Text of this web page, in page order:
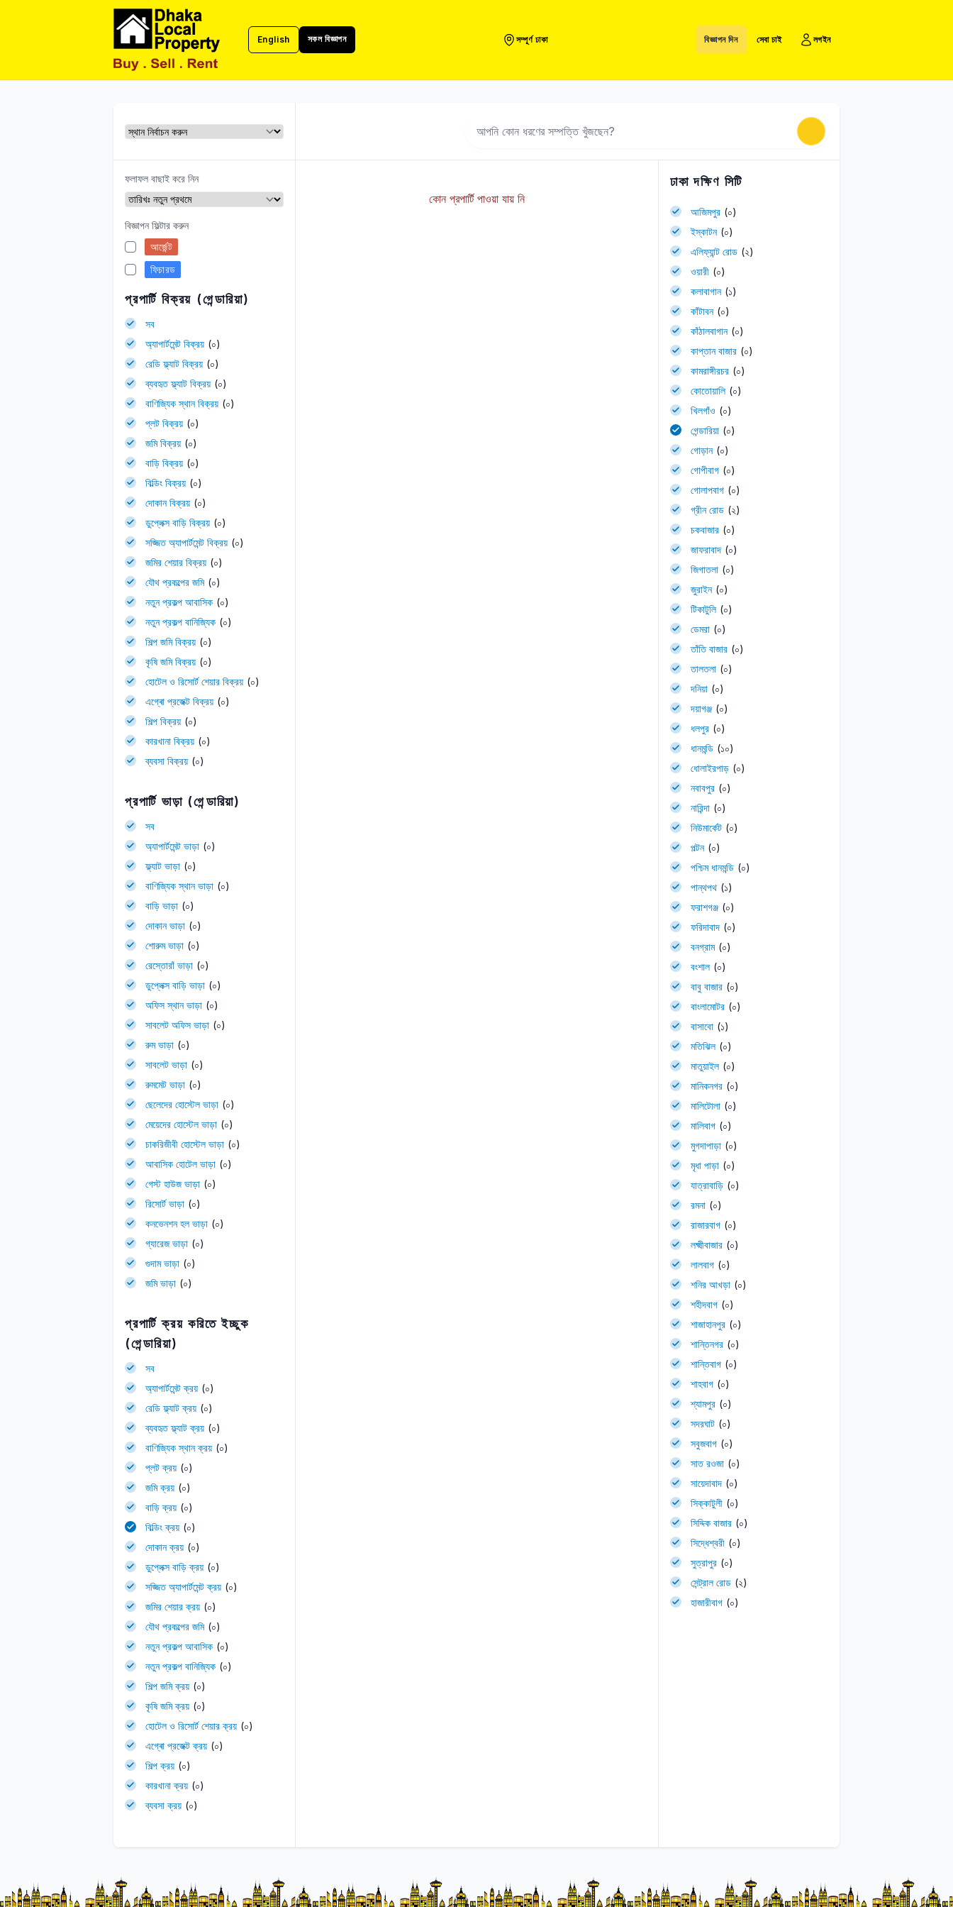
ঢাকা লোকাল প্রপার্টি
English সকল বিজ্ঞাপন সম্পূর্ণ ঢাকা বিজ্ঞাপন দিন সেবা চাই লগইন
ফলাফল বাছাই করে নিন
বিজ্ঞাপন ফিল্টার করুন
আর্জেন্ট
ফিচারড
প্রপার্টি বিক্রয় (গেন্ডারিয়া)
সব
অ্যাপার্টমেন্ট বিক্রয় (০)
রেডি ফ্ল্যাট বিক্রয় (০)
ব্যবহৃত ফ্ল্যাট বিক্রয় (০)
বাণিজ্যিক স্থান বিক্রয় (০)
প্লট বিক্রয় (০)
জমি বিক্রয় (০)
বাড়ি বিক্রয় (০)
বিল্ডিং বিক্রয় (০)
দোকান বিক্রয় (০)
ডুপ্লেক্স বাড়ি বিক্রয় (০)
সজ্জিত অ্যাপার্টমেন্ট বিক্রয় (০)
জমির শেয়ার বিক্রয় (০)
যৌথ প্রকল্পের জমি (০)
নতুন প্রকল্প আবাসিক (০)
নতুন প্রকল্প বানিজ্যিক (০)
শিল্প জমি বিক্রয় (০)
কৃষি জমি বিক্রয় (০)
হোটেল ও রিসোর্ট শেয়ার বিক্রয় (০)
এগ্ৰো প্রজেক্ট বিক্রয় (০)
শিল্প বিক্রয় (০)
কারখানা বিক্রয় (০)
ব্যবসা বিক্রয় (০)
প্রপার্টি ভাড়া (গেন্ডারিয়া)
সব
অ্যাপার্টমেন্ট ভাড়া (০)
ফ্ল্যাট ভাড়া (০)
বাণিজ্যিক স্থান ভাড়া (০)
বাড়ি ভাড়া (০)
দোকান ভাড়া (০)
শোরুম ভাড়া (০)
রেস্তোরাঁ ভাড়া (০)
ডুপ্লেক্স বাড়ি ভাড়া (০)
অফিস স্থান ভাড়া (০)
সাবলেট অফিস ভাড়া (০)
রুম ভাড়া (০)
সাবলেট ভাড়া (০)
রুমমেট ভাড়া (০)
ছেলেদের হোস্টেল ভাড়া (০)
মেয়েদের হোস্টেল ভাড়া (০)
চাকরিজীবী হোস্টেল ভাড়া (০)
আবাসিক হোটেল ভাড়া (০)
গেস্ট হাউজ ভাড়া (০)
রিসোর্ট ভাড়া (০)
কনভেনশন হল ভাড়া (০)
গ্যারেজ ভাড়া (০)
গুদাম ভাড়া (০)
জমি ভাড়া (০)
প্রপার্টি ক্রয় করিতে ইচ্ছুক
(গেন্ডারিয়া)
সব
অ্যাপার্টমেন্ট ক্রয় (০)
রেডি ফ্ল্যাট ক্রয় (০)
ব্যবহৃত ফ্ল্যাট ক্রয় (০)
বাণিজ্যিক স্থান ক্রয় (০)
প্লট ক্রয় (০)
জমি ক্রয় (০)
বাড়ি ক্রয় (০)
বিল্ডিং ক্রয় (০)
দোকান ক্রয় (০)
ডুপ্লেক্স বাড়ি ক্রয় (০)
সজ্জিত অ্যাপার্টমেন্ট ক্রয় (০)
জমির শেয়ার ক্রয় (০)
যৌথ প্রকল্পের জমি (০)
নতুন প্রকল্প আবাসিক (০)
নতুন প্রকল্প বানিজ্যিক (০)
শিল্প জমি ক্রয় (০)
কৃষি জমি ক্রয় (০)
হোটেল ও রিসোর্ট শেয়ার ক্রয় (০)
এগ্ৰো প্রজেক্ট ক্রয় (০)
শিল্প ক্রয় (০)
কারখানা ক্রয় (০)
ব্যবসা ক্রয় (০)
কোন প্রপার্টি পাওয়া যায় নি
ঢাকা দক্ষিণ সিটি
আজিমপুর (০)
ইস্কাটন (০)
এলিফ্যান্ট রোড (২)
ওয়ারী (০)
কলাবাগান (১)
কাঁটাবন (০)
কাঁঠালবাগান (০)
কাপ্তান বাজার (০)
কামরাঙ্গীরচর (০)
কোতোয়ালি (০)
খিলগাঁও (০)
গেন্ডারিয়া (০)
গোড়ান (০)
গোপীবাগ (০)
গোলাপবাগ (০)
গ্রীন রোড (২)
চকবাজার (০)
জাফরাবাদ (০)
জিগাতলা (০)
জুরাইন (০)
টিকাটুলি (০)
ডেমরা (০)
তাঁতি বাজার (০)
তালতলা (০)
দনিয়া (০)
দয়াগঞ্জ (০)
ধলপুর (০)
ধানমন্ডি (১০)
ধোলাইরপাড় (০)
নবাবপুর (০)
নারিন্দা (০)
নিউমার্কেট (০)
পল্টন (০)
পশ্চিম ধানমন্ডি (০)
পান্থপথ (১)
ফরাশগঞ্জ (০)
ফরিদাবাদ (০)
বনগ্রাম (০)
বংশাল (০)
বাবু বাজার (০)
বাংলামোটর (০)
বাসাবো (১)
মতিঝিল (০)
মাতুয়াইল (০)
মানিকনগর (০)
মালিটোলা (০)
মালিবাগ (০)
মুগদাপাড়া (০)
মৃধা পাড়া (০)
যাত্রাবাড়ি (০)
রমনা (০)
রাজারবাগ (০)
লক্ষ্মীবাজার (০)
লালবাগ (০)
শনির আখড়া (০)
শহীদবাগ (০)
শাজাহানপুর (০)
শান্তিনগর (০)
শান্তিবাগ (০)
শাহবাগ (০)
শ্যামপুর (০)
সদরঘাট (০)
সবুজবাগ (০)
সাত রওজা (০)
সায়েদাবাদ (০)
সিক্কাটুলী (০)
সিদ্দিক বাজার (০)
সিদ্ধেশ্বরী (০)
সুত্রাপুর (০)
সেন্ট্রাল রোড (২)
হাজারীবাগ (০)